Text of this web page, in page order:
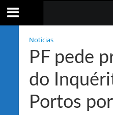
Noticias
PF pede
do
Portos